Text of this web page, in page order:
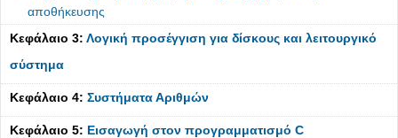
αποθήκευσης
Κεφάλαιο 3: Λογική προσέγγιση για δίσκους και λειτουργικό
σύστημα
Κεφάλαιο 4: Συστήματα Αριθμών
Κεφάλαιο 5: Εισαγωγή στον προγραμματισμό C